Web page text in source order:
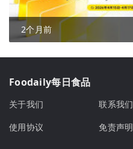
2个月前
Foodaily每日食品
关于我们 联系我们
使用协议
免责声明